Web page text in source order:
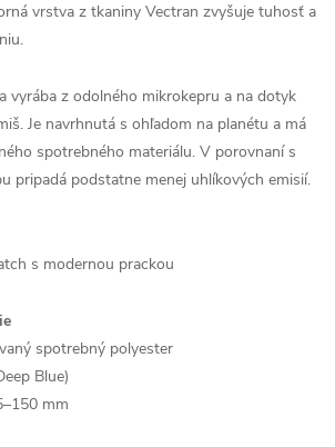
vrstva z tkaniny Vectran zvyšuje tuhosť a
vyrába z odolného mikrokepru a na dotyk
Je navrhnutá s ohľadom na planétu a má
spotrebného materiálu. V porovnaní s
pripadá podstatne menej uhlíkových emisií.
s modernou prackou
spotrebný polyester
Blue)
mm